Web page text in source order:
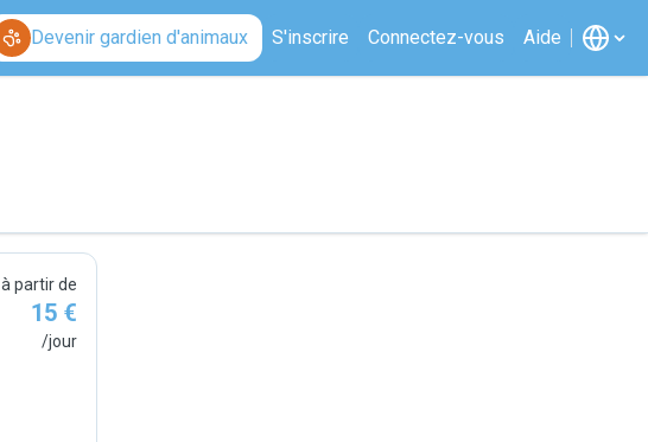
Devenir gardien d'animaux S'inscrire Connectez-vous Aide
à partir de
15 €
/jour